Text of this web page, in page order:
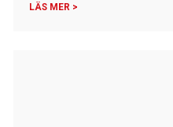
LÄS MER >